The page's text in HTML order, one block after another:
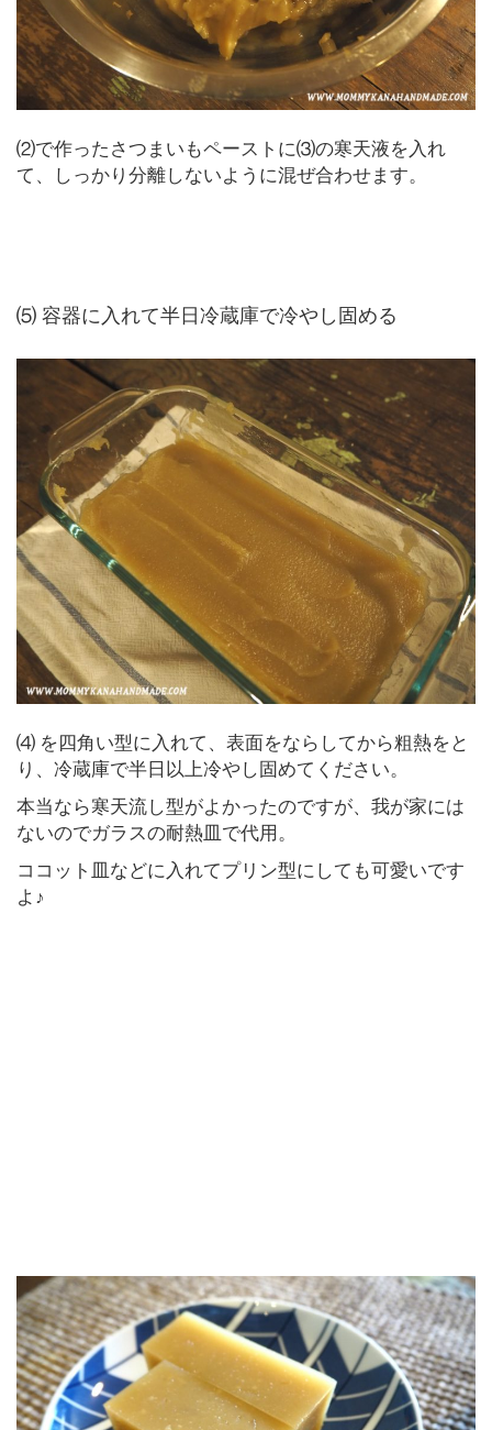
⑵で作ったさつまいもペーストに⑶の寒天液を入れ
て、しっかり分離しないように混ぜ合わせます。
⑸ 容器に入れて半日冷蔵庫で冷やし固める
⑷ を四角い型に入れて、表面をならしてから粗熱をと
り、冷蔵庫で半日以上冷やし固めてください。
本当なら寒天流し型がよかったのですが、我が家には
ないのでガラスの耐熱皿で代用。
ココット皿などに入れてプリン型にしても可愛いです
よ♪